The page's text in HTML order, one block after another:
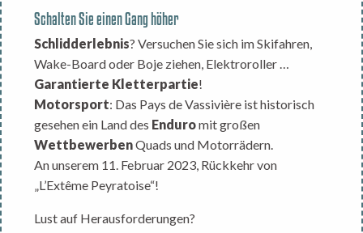
Schalten Sie einen Gang höher
Schlidderlebnis? Versuchen Sie sich im Skifahren,
Wake-Board oder Boje ziehen, Elektroroller …
Garantierte Kletterpartie!
Motorsport: Das Pays de Vassivière ist historisch
gesehen ein Land des Enduromit großen
WettbewerbenQuads und Motorrädern.
An unserem 11. Februar 2023, Rückkehr von
„L’Extême Peyratoise“!
Lust auf Herausforderungen?